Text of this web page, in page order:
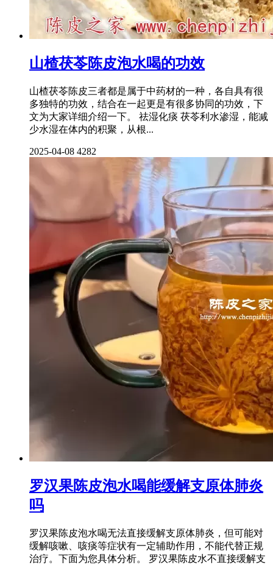
山楂茯苓陈皮泡水喝的功效
山楂茯苓陈皮三者都是属于中药材的一种，各自具有很
多独特的功效，结合在一起更是有很多协同的功效，下
文为大家详细介绍一下。 祛湿化痰 茯苓利水渗湿，能减
少水湿在体内的积聚，从根...
2025-04-08 4282
罗汉果陈皮泡水喝能缓解支原体肺炎
吗
罗汉果陈皮泡水喝无法直接缓解支原体肺炎，但可能对
缓解咳嗽、咳痰等症状有一定辅助作用，不能代替正规
治疗。下面为您具体分析。 罗汉果陈皮水不直接缓解支